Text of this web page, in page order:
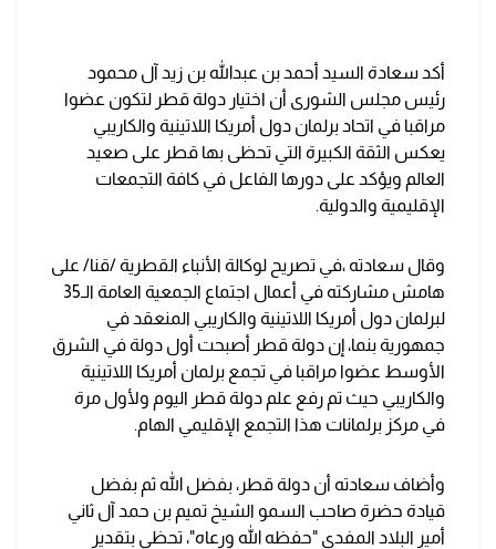
أكد سعادة السيد أحمد بن عبدالله بن زيد آل محمود
رئيس مجلس الشورى أن اختيار دولة قطر لتكون عضوا
مراقبا في اتحاد برلمان دول أمريكا اللاتينية والكاريبي
يعكس الثقة الكبيرة التي تحظى بها قطر على صعيد
العالم ويؤكد على دورها الفاعل في كافة التجمعات
الإقليمية والدولية.
وقال سعادته ،في تصريح لوكالة الأنباء القطرية /قنا/ على
هامش مشاركته في أعمال اجتماع الجمعية العامة الـ35
لبرلمان دول أمريكا اللاتينية والكاريبي المنعقد في
جمهورية بنما، إن دولة قطر أصبحت أول دولة في الشرق
الأوسط عضوا مراقبا في تجمع برلمان أمريكا اللاتينية
والكاريبي حيث تم رفع علم دولة قطر اليوم ولأول مرة
في مركز برلمانات هذا التجمع الإقليمي الهام.
وأضاف سعادته أن دولة قطر، بفضل الله ثم بفضل
قيادة حضرة صاحب السمو الشيخ تميم بن حمد آل ثاني
أمير البلاد المفدى "حفظه الله ورعاه"، تحظى بتقدير